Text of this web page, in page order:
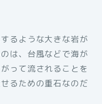
るような大きな岩が
は、台風などで海が
って流されることを
るための重石なのだ